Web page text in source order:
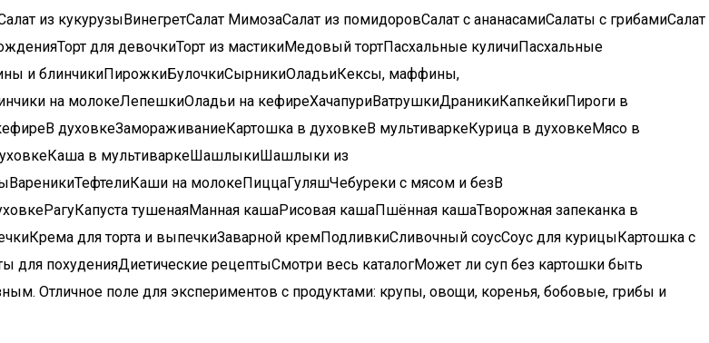
из кукурузыВинегретСалат МимозаСалат из помидоровСалат с ананасамиСалаты с грибамиСалат
для девочкиТорт из мастикиМедовый тортПасхальные куличиПасхальные
и блинчикиПирожкиБулочкиСырникиОладьиКексы, маффины,
на молокеЛепешкиОладьи на кефиреХачапуриВатрушкиДраникиКапкейкиПироги в
духовкеЗамораживаниеКартошка в духовкеВ мультиваркеКурица в духовкеМясо в
в мультиваркеШашлыкиШашлыки из
на молокеПиццаГуляшЧебуреки с мясом и безВ
тушенаяМанная кашаРисовая кашаПшённая кашаТворожная запеканка в
для торта и выпечкиЗаварной кремПодливкиСливочный соусСоус для курицыКартошка с
похуденияДиетические рецептыСмотри весь каталогМожет ли суп без картошки быть
Отличное поле для экспериментов с продуктами: крупы, овощи, коренья, бобовые, грибы и